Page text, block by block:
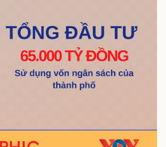
Đời sống
Blog
Tình yêu - Gia đình